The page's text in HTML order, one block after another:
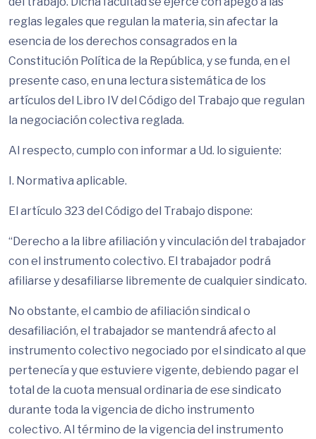
reglas legales que regulan la materia, sin afectar la
esencia de los derechos consagrados en la
Constitución Política de la República, y se funda, en el
presente caso, en una lectura sistemática de los
artículos del Libro IV del Código del Trabajo que regulan
la negociación colectiva reglada.
Al respecto, cumplo con informar a Ud. lo siguiente:
I. Normativa aplicable.
El artículo 323 del Código del Trabajo dispone:
“Derecho a la libre afiliación y vinculación del trabajador
con el instrumento colectivo. El trabajador podrá
afiliarse y desafiliarse libremente de cualquier sindicato.
No obstante, el cambio de afiliación sindical o
desafiliación, el trabajador se mantendrá afecto al
instrumento colectivo negociado por el sindicato al que
pertenecía y que estuviere vigente, debiendo pagar el
total de la cuota mensual ordinaria de ese sindicato
durante toda la vigencia de dicho instrumento
colectivo. Al término de la vigencia del instrumento